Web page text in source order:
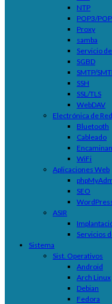
NTP
POP3/
Proxy
samba
Servicio
SGBD
SMTP/
SSH
SSL/TLS
WebDAV
Electrónica de Red
Bluetooth
Cableado
WiFi
Aplicaciones Web
SEO
ASIR
Servicios
Sistema
Sist. Operativos
Android
Arch Linux
Debian
Fedora